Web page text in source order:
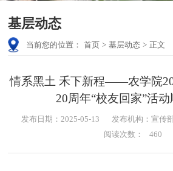
基层动态
当前您的位置： 首页 > 基层动态 > 正文
情系黑土 禾下新程——农学院
20周年“校友回家”活
发布日期：2025-05-13 发布机构：宣传
阅读次数：
460